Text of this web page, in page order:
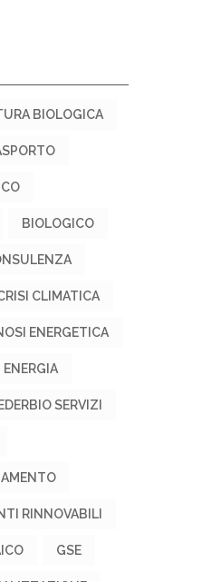
BIOLOGICA
BIOLOGICO
CLIMATICA
ENERGETICA
ENERGIA
SERVIZI
RINNOVABILI
GSE